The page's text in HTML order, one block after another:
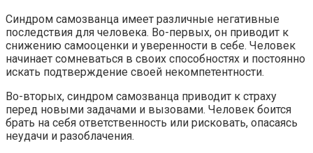
Синдром самозванца имеет различные негативные
последствия для человека. Во-первых, он приводит к
снижению самооценки и уверенности в себе. Человек
начинает сомневаться в своих способностях и постоянно
искать подтверждение своей некомпетентности.
Во-вторых, синдром самозванца приводит к страху
перед новыми задачами и вызовами. Человек боится
брать на себя ответственность или рисковать, опасаясь
неудачи и разоблачения.